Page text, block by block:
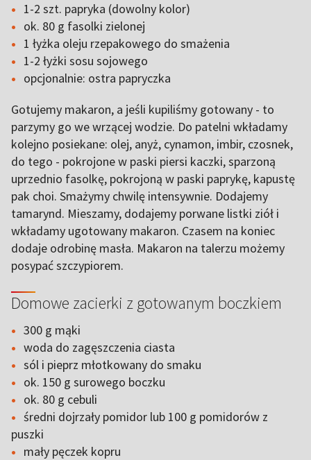
1-2 szt. papryka (dowolny kolor)
ok. 80 g fasolki zielonej
1 łyżka oleju rzepakowego do smażenia
1-2 łyżki sosu sojowego
opcjonalnie: ostra papryczka
Gotujemy makaron, a jeśli kupiliśmy gotowany - to
parzymy go we wrzącej wodzie. Do patelni wkładamy
kolejno posiekane: olej, anyż, cynamon, imbir, czosnek,
do tego - pokrojone w paski piersi kaczki, sparzoną
uprzednio fasolkę, pokrojoną w paski paprykę, kapustę
pak choi. Smażymy chwilę intensywnie. Dodajemy
tamarynd. Mieszamy, dodajemy porwane listki ziół i
wkładamy ugotowany makaron. Czasem na koniec
dodaje odrobinę masła. Makaron na talerzu możemy
posypać szczypiorem.
Domowe zacierki z gotowanym boczkiem
300 g mąki
woda do zagęszczenia ciasta
sól i pieprz młotkowany do smaku
ok. 150 g surowego boczku
ok. 80 g cebuli
średni dojrzały pomidor lub 100 g pomidorów z
puszki
mały pęczek kopru